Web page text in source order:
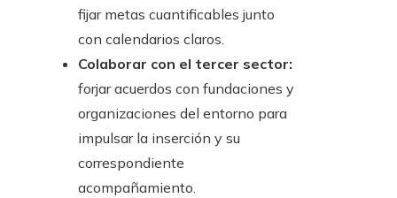
fijar metas cuantificables junto
con calendarios claros.
Colaborar con el tercer sector:
forjar acuerdos con fundaciones y
organizaciones del entorno para
impulsar la inserción y su
correspondiente
acompañamiento.